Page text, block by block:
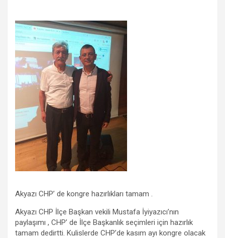
Akyazı CHP’ de kongre hazırlıkları tamam .
Akyazı CHP İlçe Başkan vekili Mustafa İyiyazıcı’nın
paylaşımı , CHP’ de İlçe Başkanlık seçimleri için hazırlık
tamam dedirtti. Kulislerde CHP’de kasım ayı kongre olacak